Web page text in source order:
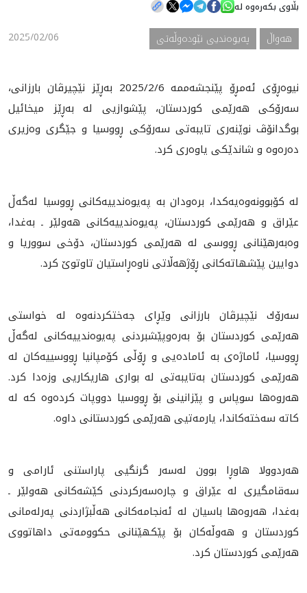
هه‌واڵ
گەلەری
بڵاوی بکەرەوە لە
2025/02/06 هه‌واڵ په‌یوه‌ندیی نێوده‌وڵه‌تی
نيوه‌ڕۆى ئه‌مڕۆ پێنجشه‌ممه‌ 2025/2/6 به‌ڕێز نێچيرڤان بارزانى،
سه‌رۆكى هه‌رێمى كوردستان، پێشوازیی له‌ به‌ڕێز ميخائيل
بوگدانۆڤ نوێنه‌رى تايبه‌تى سه‌رۆكى ڕووسيا و جێگرى وه‌زيرى
ده‌ره‌وه‌ و شاندێكى ياوه‌رى كرد.
له‌ كۆبوونه‌وه‌يه‌كدا، بره‌ودان به‌ په‌يوه‌ندييه‌كانى ڕووسيا له‌گه‌ڵ
عێراق و هه‌رێمى كوردستان، په‌يوه‌ندييه‌كانى هه‌ولێر ـ به‌غدا،
وه‌به‌ر‌هێنانى ڕووسى له‌ هه‌رێمى كوردستان، دۆخى سووريا و
دوايين پێشهاته‌كانى ڕۆژهه‌ڵاتى ناوه‌ڕاستيان تاوتوێ كرد.
سه‌رۆك نێچيرڤان بارزانى وێڕاى جه‌ختكردنه‌وه‌ له‌ خواستى
هه‌رێمى كوردستان بۆ به‌ره‌وپێشبردنى په‌يوه‌ندييه‌كانى له‌گه‌ڵ
ڕووسيا، ئاماژه‌ى به‌ ئاماده‌يى و ڕۆڵى كۆمپانيا ڕووسييه‌كان له‌
هه‌رێمى كوردستان به‌تايبه‌تى له‌ بوارى هاريكاريى وزه‌دا كرد.
هه‌روه‌ها سوپاس و پێزانينى بۆ ڕووسيا دووپات كرده‌وه‌ كه‌ له‌
كاته‌ سه‌خته‌كاندا، يارمه‌تيى هه‌رێمى كوردستانى داوه‌.
هه‌ردوولا هاوڕا بوون له‌سه‌ر گرنگيى پاراستنى ئارامى و
سه‌قامگيرى له‌ عێراق و چاره‌سه‌ركردنى كێشه‌كانى هه‌ولێر ـ
به‌غدا، هه‌روه‌ها باسيان له‌ ئه‌نجامه‌كانى هه‌ڵبژاردنى په‌رله‌مانى
كوردستان و هه‌وڵه‌كان بۆ پێكهێنانى حكوومه‌تى داهاتووى
هه‌رێمى كوردستان كرد.